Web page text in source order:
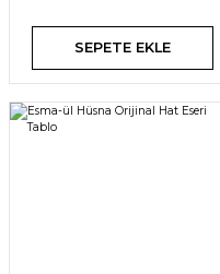
SEPETE EKLE